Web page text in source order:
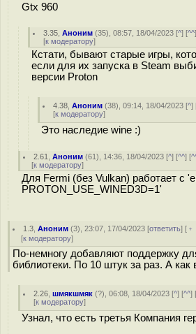
Gtx 960
3.35 ,Аноним (35), 08:57, 18/04/2023 [^] [^^
[к модератору]
Кстати, бывают старые игры,
если для их запуска в Steam
версии Proton
4.38 ,Аноним (38), 09:14, 18/04/2023 [^]
[к модератору]
Это наследие wine :)
2.61 ,Аноним (61), 14:36, 18/04/2023 [^] [^^] [
[к модератору]
Для Fermi (без Vulkan) работает с
PROTON_USE_WINED3D=1'
1.3 ,Аноним (3), 23:07, 17/04/2023 [ответить] [
[к модератору]
По-немногу добавляют поддержку
библиотеки. По 10 штук за раз. А
2.26 ,шмякшмяк (?), 06:08, 18/04/2023 [^] [^^]
[к модератору]
Узнал, что есть третья Компания